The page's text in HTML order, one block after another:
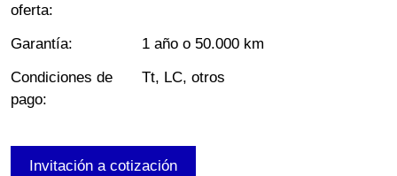
oferta:
Garantía: 1 año o 50.000 km
Condiciones de
pago:
Tt, LC, otros
Invitación a cotización